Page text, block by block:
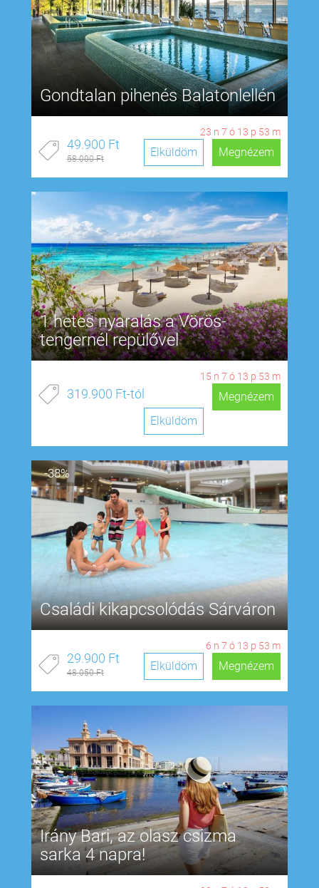
Gondtalan pihenés Balatonlellén
23 n 7 ó 13 p 53 m
49.900 Ft
58.000 Ft Megnézem
Elküldöm
1 hetes nyaralás a Vörös-
tengernél repülővel
15 n 7 ó 13 p 53 m
319.900 Ft-tól
Megnézem
Elküldöm
-38%
Családi kikapcsolódás Sárváron
6 n 7 ó 13 p 53 m
29.900 Ft
48.050 Ft Megnézem
Elküldöm
Irány Bari, az olasz csizma
sarka 4 napra!